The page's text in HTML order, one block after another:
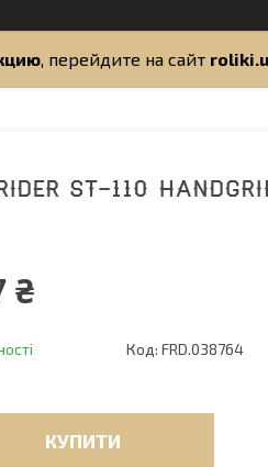
, перейдите на сайт
ST-110
₴
Код: FRD.038764
КУПИТИ